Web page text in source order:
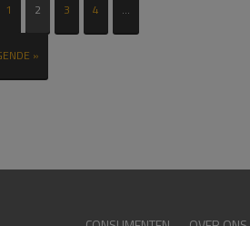
1 2 3 4 …
»